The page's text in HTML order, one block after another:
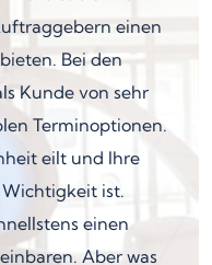
einen
Bei den
Kunde von sehr
Terminoptionen.
eilt und Ihre
ist.
einen
Aber was